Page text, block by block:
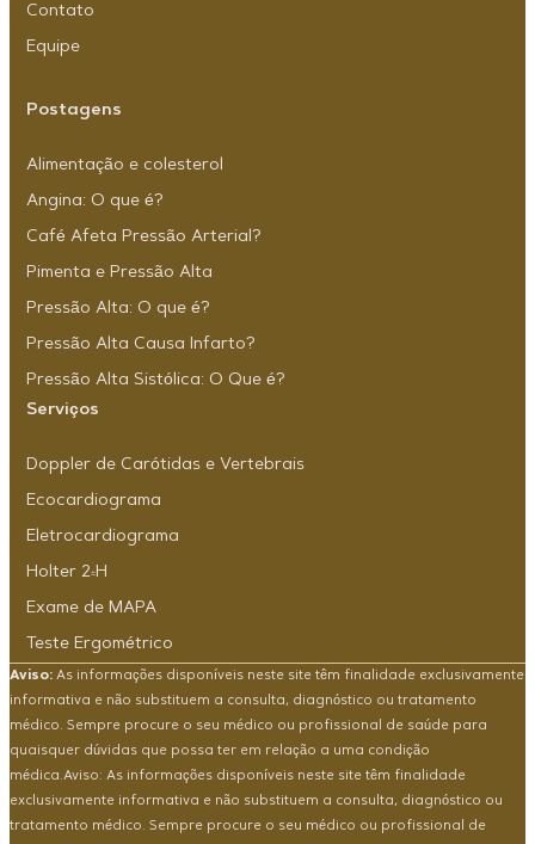
Contato
Equipe
Postagens
Alimentação e colesterol
Angina: O que é?
Café Afeta Pressão Arterial?
Pimenta e Pressão Alta
Pressão Alta: O que é?
Pressão Alta Causa Infarto?
Pressão Alta Sistólica: O Que é?
Serviços
Doppler de Carótidas e Vertebrais
Ecocardiograma
Eletrocardiograma
Holter 24H
Exame de MAPA
Teste Ergométrico
Aviso: As informações disponíveis neste site têm finalidade exclusivamente
informativa e não substituem a consulta, diagnóstico ou tratamento
médico. Sempre procure o seu médico ou profissional de saúde para
quaisquer dúvidas que possa ter em relação a uma condição
médica.Aviso: As informações disponíveis neste site têm finalidade
exclusivamente informativa e não substituem a consulta, diagnóstico ou
tratamento médico. Sempre procure o seu médico ou profissional de